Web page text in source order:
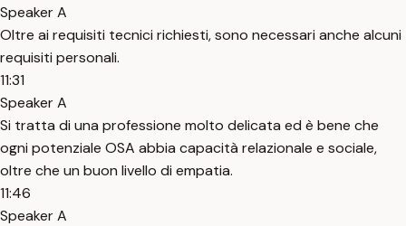
Speaker A
Oltre ai requisiti tecnici richiesti, sono necessari anche alcuni
requisiti personali.
11:31
Speaker A
Si tratta di una professione molto delicata ed è bene che
ogni potenziale OSA abbia capacità relazionale e sociale,
oltre che un buon livello di empatia.
11:46
Speaker A